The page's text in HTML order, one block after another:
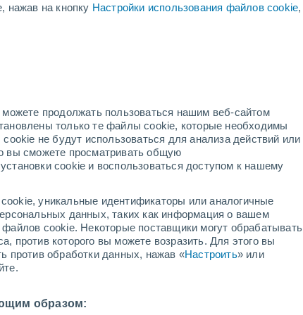
нажав на кнопку Настройки использования файлов cookie,
продолжать пользоваться нашим веб-сайтом
только те файлы cookie, которые необходимы
не будут использоваться для анализа действий или
вы сможете просматривать общую
cookie и воспользоваться доступом к нашему
уникальные идентификаторы или аналогичные
данных, таких как информация о вашем
cookie. Некоторые поставщики могут обрабатывать
против которого вы можете возразить. Для этого вы
против обработки данных, нажав «Настроить» или
образом:
З
Белоусово
Беловка
Белово
Бердяуш
Березинский